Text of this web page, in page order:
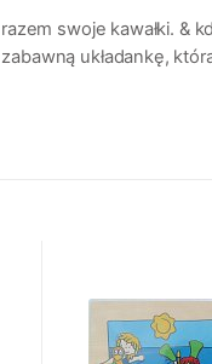
swoje kawałki. &
układankę,